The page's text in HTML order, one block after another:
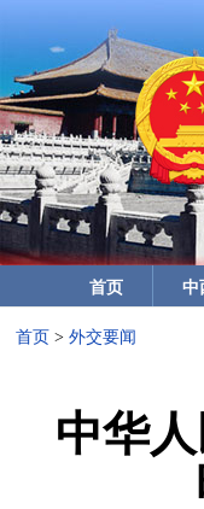
首页 中
首页 > 外交要闻
中华